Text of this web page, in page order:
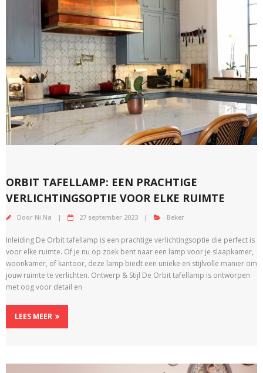
ORBIT TAFELLAMP: EEN PRACHTIGE
VERLICHTINGSOPTIE VOOR ELKE RUIMTE
Door Ni Na 27 september 2023 Beker
Inleiding De Orbit tafellamp is een prachtige verlichtingsoptie die perfect is
voor elke ruimte. Of je nu op zoek bent naar een lamp voor je slaapkamer,
woonkamer, of kantoor, deze lamp biedt een unieke en stijlvolle manier om
jouw ruimte te verlichten. Ontwerp & Stijl De Orbit tafellamp is ontworpen
met oog voor detail en
LEES MEER